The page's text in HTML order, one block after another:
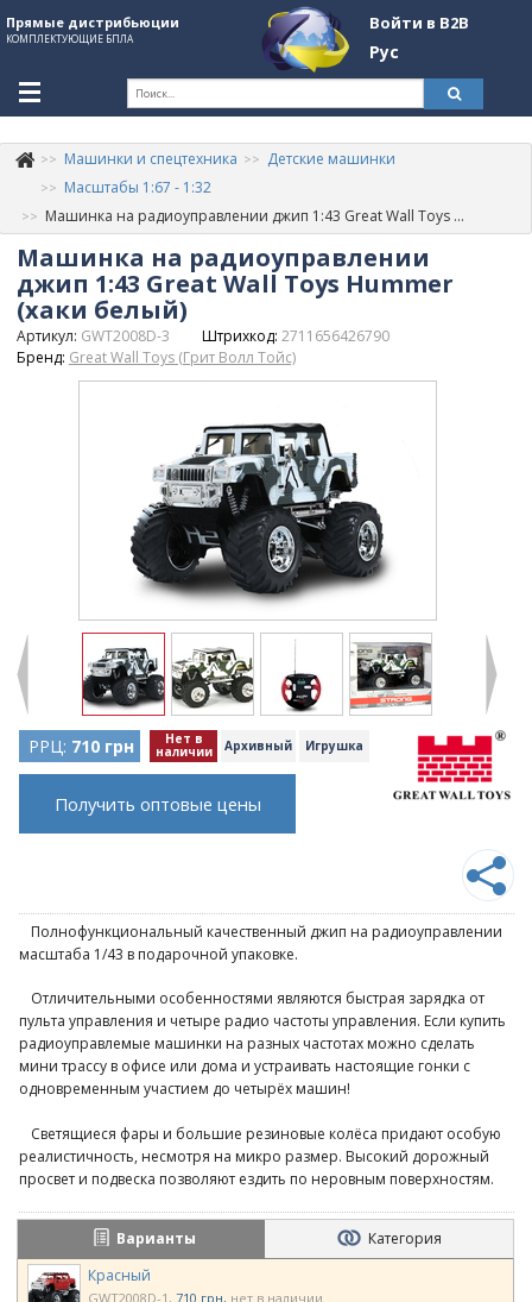
Прямые дистрибьюции
КОМПЛЕКТУЮЩИЕ БПЛА
Войти в B2B
Рус
+380507774092
Информация о компании
About Company
Обзоры
Категории
Машинки и спецтехника
Детские машинки
Масштабы 1:67 - 1:32
Машинка на радиоуправлении джип 1:43 Great Wall Toys Hummer (хаки белый)
Машинка на радиоуправлении
джип 1:43 Great Wall Toys Hummer
(хаки белый)
Артикул: GWT2008D-3 Штрихкод: 2711656426790
Бренд: Great Wall Toys (Грит Волл Тойс)
РРЦ: 710 грн Нет в
наличии Архивный Игрушка
Получить оптовые цены
Полнофункциональный качественный джип на радиоуправлении
масштаба 1/43 в подарочной упаковке.
Отличительными особенностями являются быстрая зарядка от
пульта управления и четыре радио частоты управления. Если купить
радиоуправлемые машинки на разных частотах можно сделать
мини трассу в офисе или дома и устраивать настоящие гонки с
одновременным участием до четырёх машин!
Светящиеся фары и большие резиновые колёса придают особую
реалистичность, несмотря на микро размер. Высокий дорожный
просвет и подвеска позволяют ездить по неровным поверхностям.
Варианты
Категория
Красный
GWT2008D-1 710 грн нет в наличии